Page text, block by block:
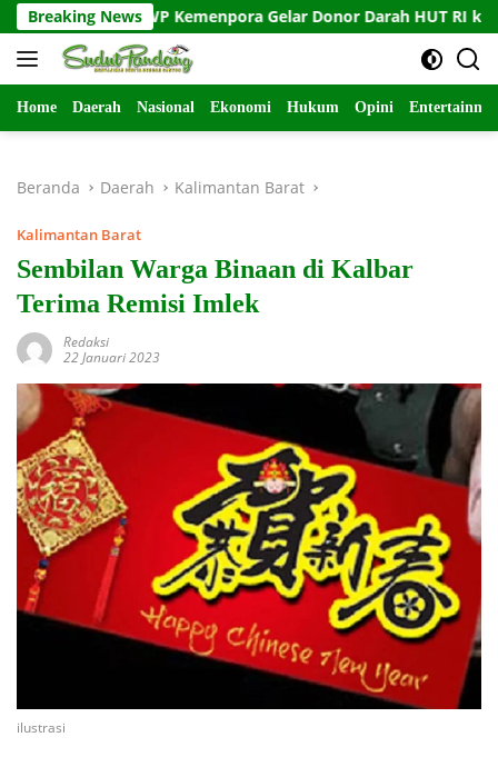
Langsung
ke
konten
Breaking News
DWP Kemenpora Gelar Donor Darah HUT RI ke-81
Home Daerah Nasional Ekonomi Hukum Opini
Beranda Daerah Kalimantan Barat
Kalimantan Barat
Sembilan Warga Binaan di Kalbar
Terima Remisi Imlek
Redaksi
22 Januari 2023
ilustrasi